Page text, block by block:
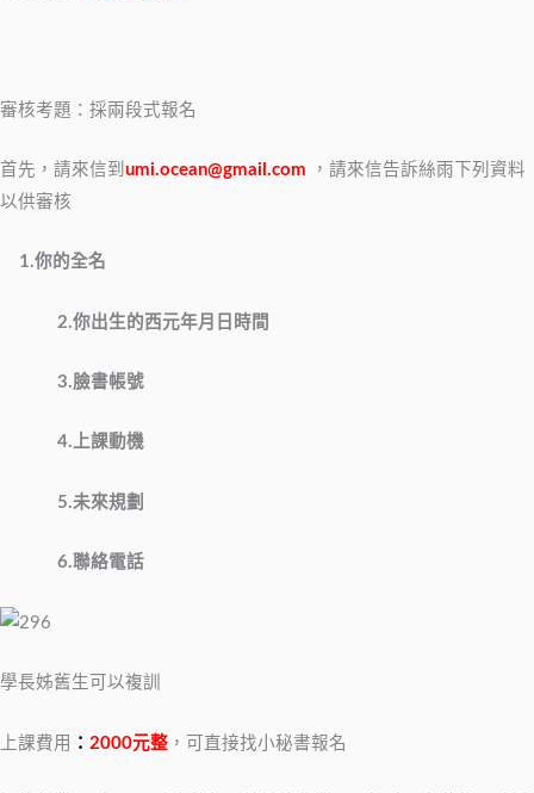
審核考題：採兩段式報名
首先，請來信到 umi.ocean@gmail.com
，請來信告訴絲雨下列資料
以供審核
1.你的全名
2.你出生的西元年月日時間
3.臉書帳號
4.上課動機
5.未來規劃
6.聯絡電話
學長姊舊生可以複訓
上課費用 ： 2000元整 ，可直接找小秘書報名